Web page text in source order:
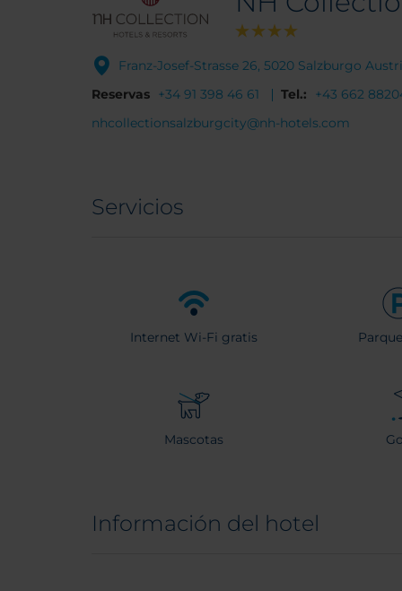
Franz-Josef-Strasse 26, 5020 Salzburgo
Reservas +34 91 398 46 61 Tel.:
+43 662
nhcollectionsalzburgcity@nh-hotels.com
Servicios
Internet Wi-Fi gratis
Mascotas
Información del hotel